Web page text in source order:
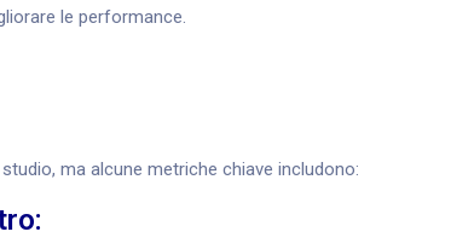
le performance.
ma alcune metriche chiave includono: